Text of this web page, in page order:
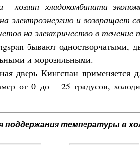
хозяин хладокомбината
электроэнергию и возвращает
на электричество в течение
бывают одностворчатыми,
и морозильными.
дверь Кингспан применяется
от 0 до – 25 градусов,
поддержания температуры в